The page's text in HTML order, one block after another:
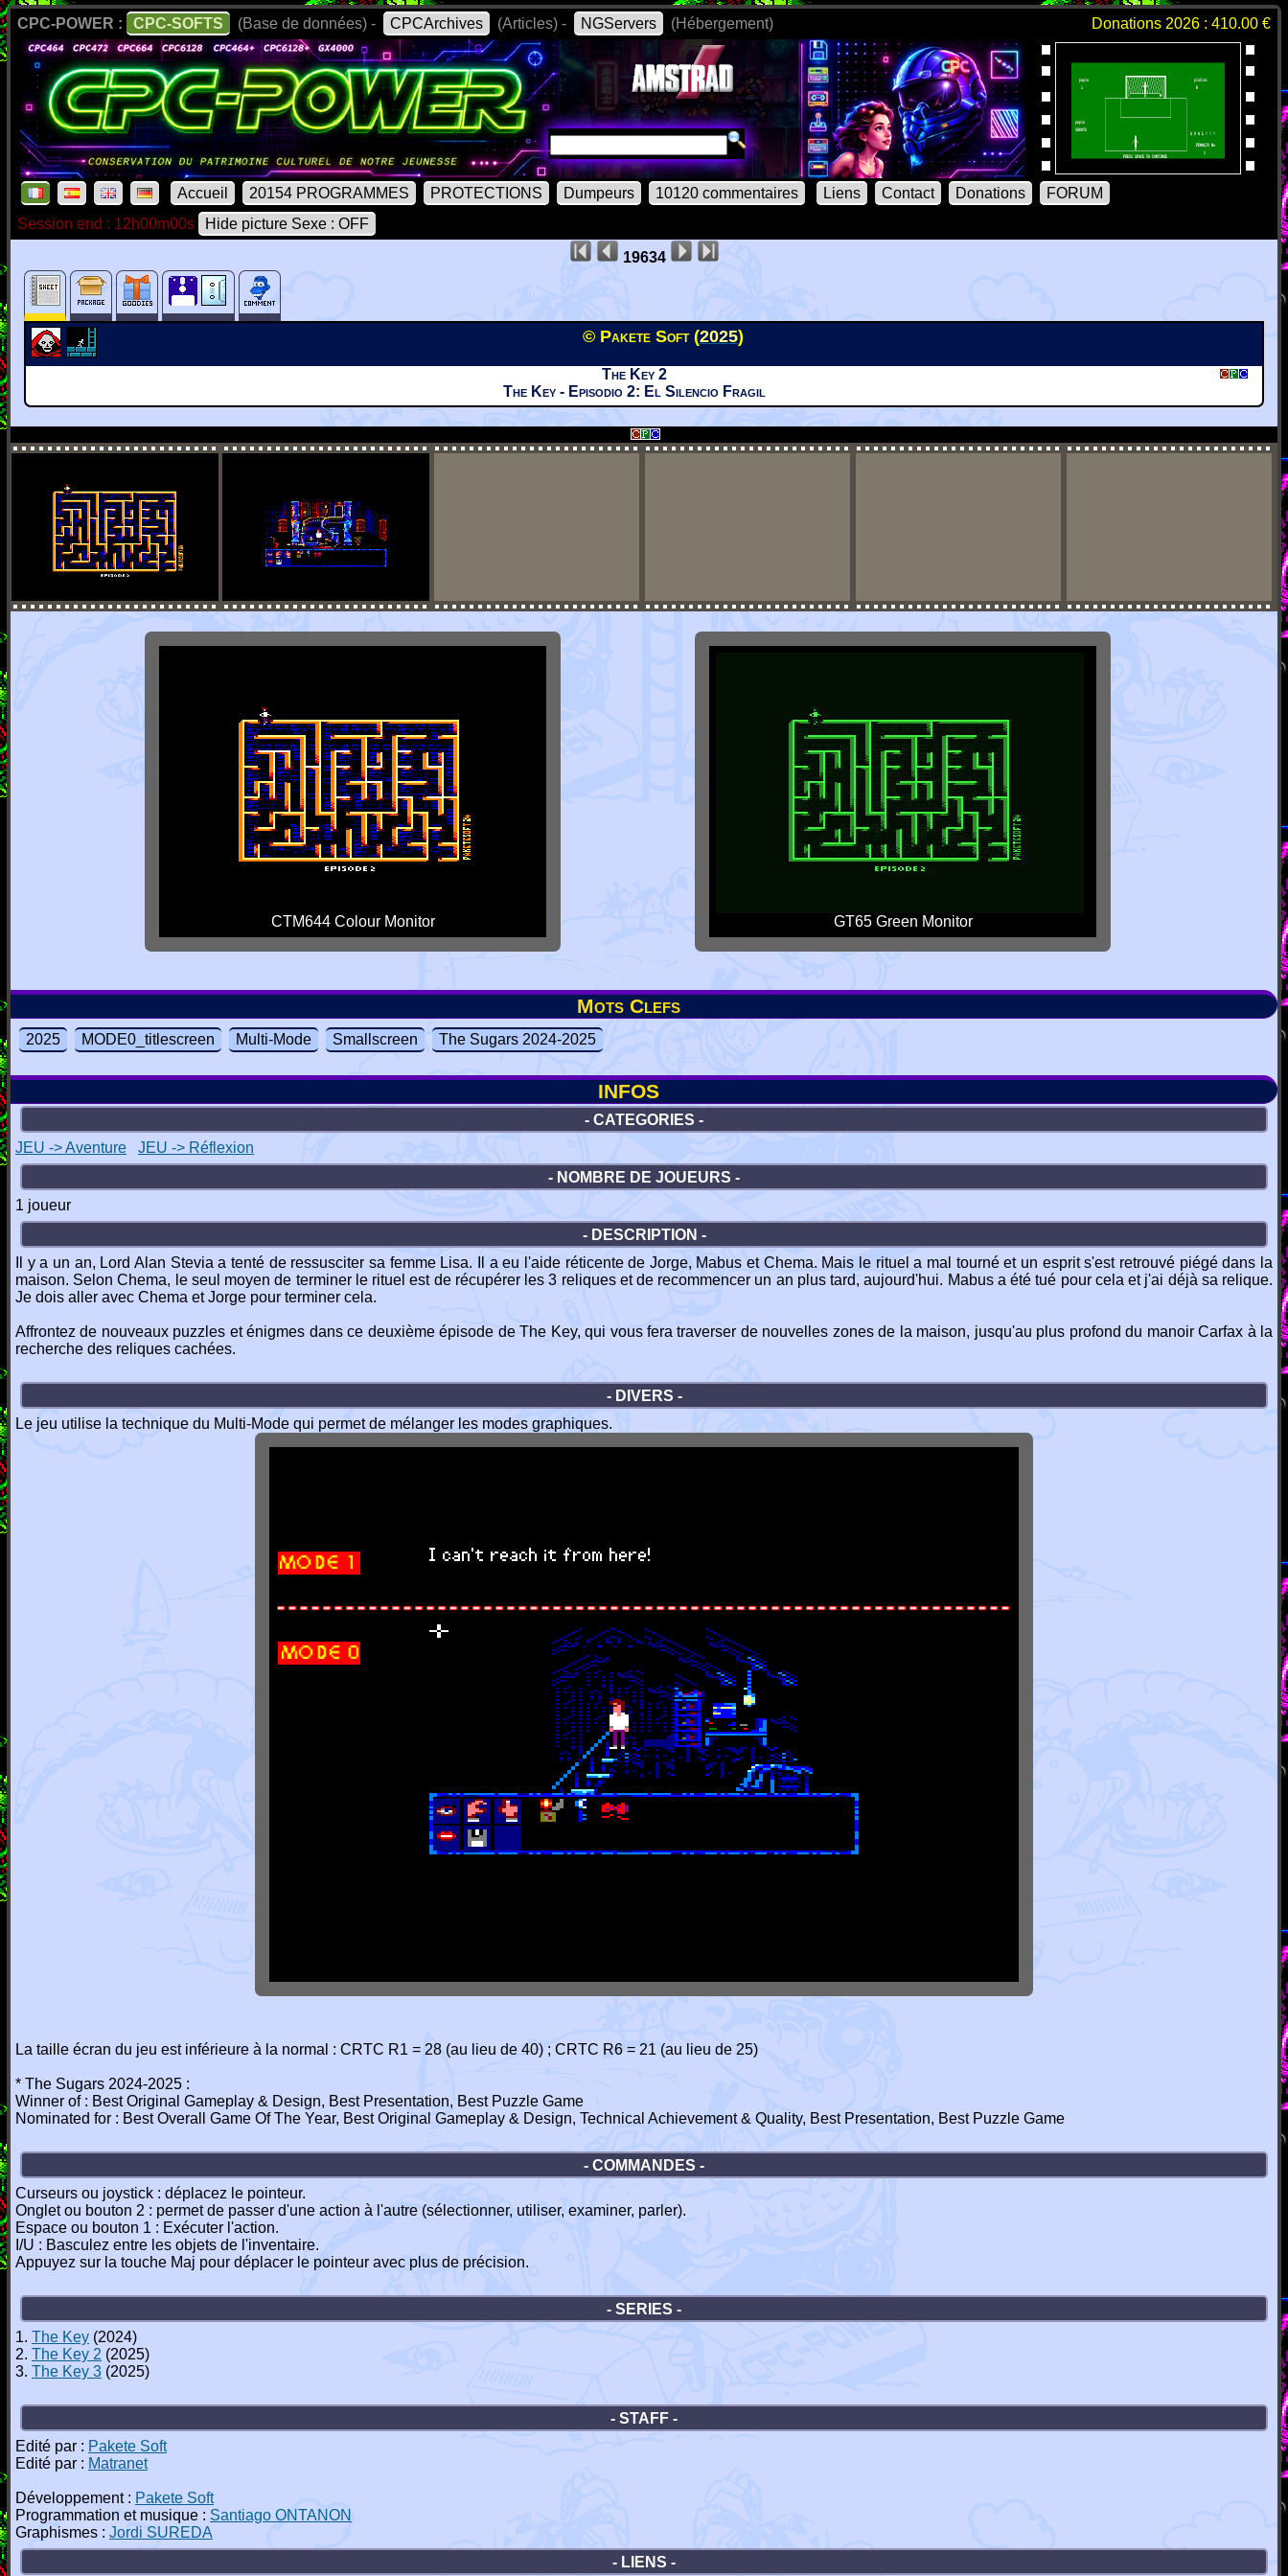
CPC-POWER : CPC-SOFTS (Base de données) - CPCArchives (Articles) - NGServers (Hébergement) Donations 2026 : 410.00 €
Accueil 20154 PROGRAMMES PROTECTIONS Dumpeurs 10120 commentaires Liens Contact Donations
FORUM
Session end : 12h00m00s
Hide picture Sexe : OFF
19634
© Pakete Soft (2025)
The Key 2
The Key - Episodio 2: El Silencio Fragil
CTM644 Colour Monitor GT65 Green Monitor
Mots Clefs
2025 MODE0_titlescreen Multi-Mode Smallscreen The Sugars 2024-2025
INFOS
- CATEGORIES -
JEU -> Aventure
JEU -> Réflexion
- NOMBRE DE JOUEURS -
1 joueur
- DESCRIPTION -
Il y a un an, Lord Alan Stevia a tenté de ressusciter sa femme Lisa. Il a eu l'aide réticente de Jorge, Mabus et Chema. Mais le rituel a mal tourné et un esprit s'est retrouvé piégé dans la
maison. Selon Chema, le seul moyen de terminer le rituel est de récupérer les 3 reliques et de recommencer un an plus tard, aujourd'hui. Mabus a été tué pour cela et j'ai déjà sa relique.
Je dois aller avec Chema et Jorge pour terminer cela.
Affrontez de nouveaux puzzles et énigmes dans ce deuxième épisode de The Key, qui vous fera traverser de nouvelles zones de la maison, jusqu'au plus profond du manoir Carfax à la
recherche des reliques cachées.
- DIVERS -
Le jeu utilise la technique du Multi-Mode qui permet de mélanger les modes graphiques.
La taille écran du jeu est inférieure à la normal : CRTC R1 = 28 (au lieu de 40) ; CRTC R6 = 21 (au lieu de 25)
* The Sugars 2024-2025 :
Winner of : Best Original Gameplay & Design, Best Presentation, Best Puzzle Game
Nominated for : Best Overall Game Of The Year, Best Original Gameplay & Design, Technical Achievement & Quality, Best Presentation, Best Puzzle Game
- COMMANDES -
Curseurs ou joystick : déplacez le pointeur.
Onglet ou bouton 2 : permet de passer d'une action à l'autre (sélectionner, utiliser, examiner, parler).
Espace ou bouton 1 : Exécuter l'action.
I/U : Basculez entre les objets de l'inventaire.
Appuyez sur la touche Maj pour déplacer le pointeur avec plus de précision.
- SERIES -
1. The Key (2024)
2. The Key 2 (2025)
3. The Key 3 (2025)
- STAFF -
Edité par : Pakete Soft
Edité par : Matranet
Développement : Pakete Soft
Programmation et musique : Santiago ONTANON
Graphismes : Jordi SUREDA
- LIENS -